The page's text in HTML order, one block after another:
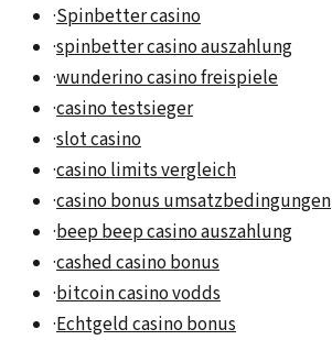
·Spinbetter casino
·spinbetter casino auszahlung
·wunderino casino freispiele
·casino testsieger
·slot casino
·casino limits vergleich
·casino bonus umsatzbedingungen
·beep beep casino auszahlung
·cashed casino bonus
·bitcoin casino vodds
·Echtgeld casino bonus